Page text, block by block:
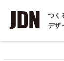
つく
デザ
インタビ